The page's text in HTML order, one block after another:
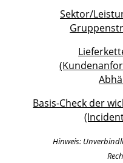
Sektor/
Basis-Check der
Hinweis: